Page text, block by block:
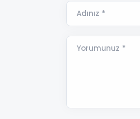
Adınız *
Yorumunuz *